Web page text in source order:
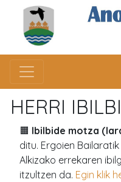
HERRI
🟧 Ibilbide motza
ditu. Ergoien
Alkizako errekaren
itzultzen da. Egin klik